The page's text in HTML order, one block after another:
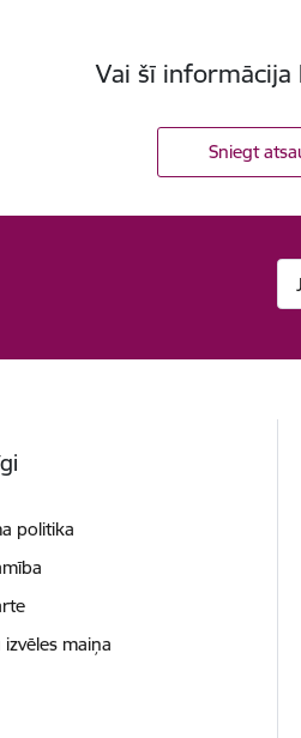
Vai šī informācija
Sniegt
politika
maiņa